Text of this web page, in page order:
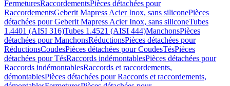
FermeturesRaccordementsPièces détachées pour
RaccordementsGeberit Mapress Acier Inox, sans siliconePièces
détachées pour Geberit Mapress Acier Inox, sans siliconeTubes
1.4401 (AISI 316)Tubes 1.4521 (AISI 444)ManchonsPièces
détachées pour ManchonsRéductionsPièces détachées pour
RéductionsCoudesPièces détachées pour CoudesTésPièces
détachées pour TésRaccords indémontablesPièces détachées pour
Raccords indémontablesRaccords et raccordements,
démontablesPièces détachées pour Raccords et raccordements,